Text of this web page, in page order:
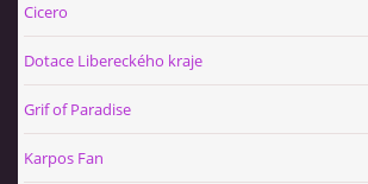
Cicero
Dotace Libereckého kraje
Grif of Paradise
Karpos Fan